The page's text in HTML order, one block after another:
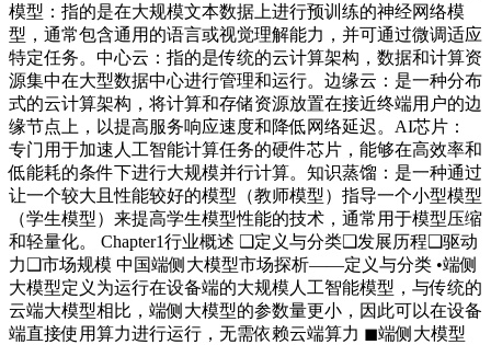
模型：指的是在大规模文本数据上进行预训练的神经网络模
型，通常包含通用的语言或视觉理解能力，并可通过微调适应
特定任务。中心云：指的是传统的云计算架构，数据和计算资
源集中在大型数据中心进行管理和运行。边缘云：是一种分布
式的云计算架构，将计算和存储资源放置在接近终端用户的边
缘节点上，以提高服务响应速度和降低网络延迟。AI芯片：
专门用于加速人工智能计算任务的硬件芯片，能够在高效率和
低能耗的条件下进行大规模并行计算。知识蒸馏：是一种通过
让一个较大且性能较好的模型（教师模型）指导一个小型模型
（学生模型）来提高学生模型性能的技术，通常用于模型压缩
和轻量化。 Chapter1行业概述 ❑定义与分类❑发展历程❑驱动
力❑市场规模 中国端侧大模型市场探析——定义与分类 •端侧
大模型定义为运行在设备端的大规模人工智能模型，与传统的
云端大模型相比，端侧大模型的参数量更小，因此可以在设备
端直接使用算力进行运行，无需依赖云端算力 ◼端侧大模型